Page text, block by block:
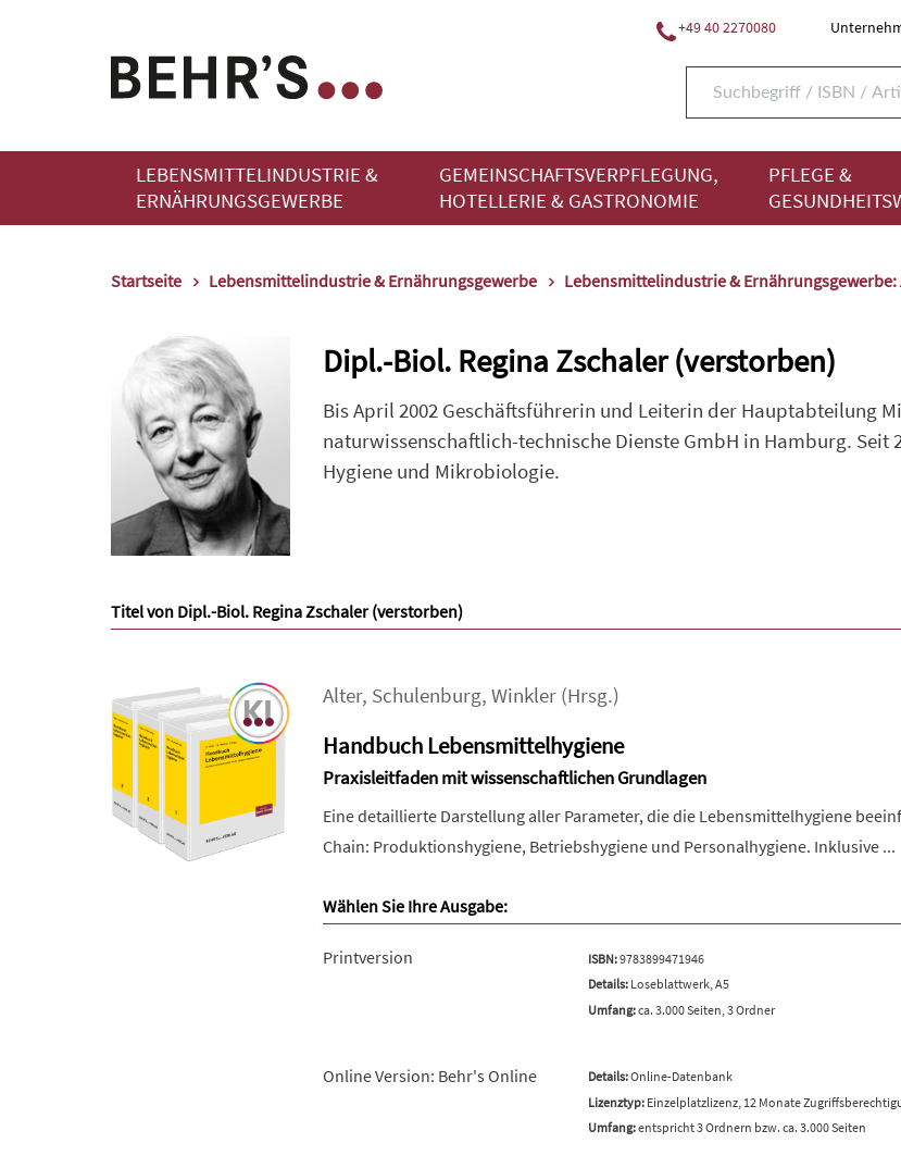
+49 40 2270080
LEBENSMITTELINDUSTRIE &
ERNÄHRUNGSGEWERBE
GEMEINSCHAFTSVERPFLEGUNG,
HOTELLERIE & GASTRONOMIE
PFLEGE &
Startseite Lebensmittelindustrie & Ernährungsgewerbe Lebensmittelindustrie & Ernährungsgewerbe:
Dipl.-Biol. Regina Zschaler (verstorben)
Bis April 2002 Geschäftsführerin und Leiterin der Hauptabteilung
naturwissenschaftlich-technische Dienste GmbH in Hamburg.
Hygiene und Mikrobiologie.
Titel von Dipl.-Biol. Regina Zschaler (verstorben)
Alter, Schulenburg, Winkler (Hrsg.)
Handbuch Lebensmittelhygiene
Praxisleitfaden mit wissenschaftlichen Grundlagen
Eine detaillierte Darstellung aller Parameter, die die Lebensmittelhygiene
Chain: Produktionshygiene, Betriebshygiene und Personalhygiene. Inklusive ...
Wählen Sie Ihre Ausgabe:
Printversion ISBN:9783899471946
Details:Loseblattwerk, A5
Umfang:ca. 3.000 Seiten, 3 Ordner
Online Version: Behr's Online Details:Online-Datenbank
Lizenztyp:Einzelplatzlizenz, 12 Monate
Umfang:entspricht 3 Ordnern bzw. ca. 3.000 Seiten